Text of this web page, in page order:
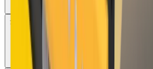
グラップル